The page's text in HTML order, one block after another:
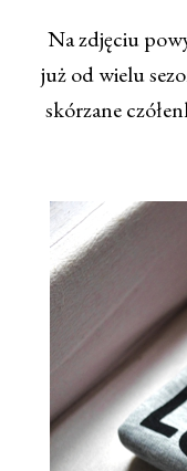
Na zdjęciu
już od wielu
skórzane